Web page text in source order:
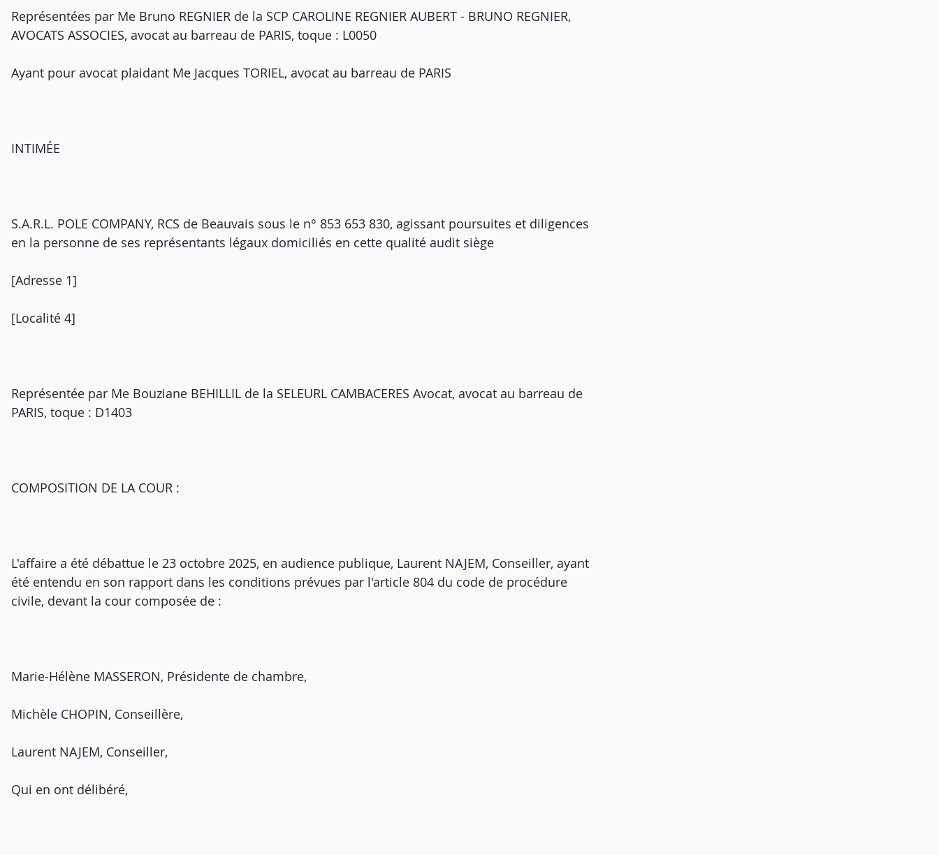
Représentées par Me Bruno REGNIER de la SCP CAROLINE REGNIER AUBERT - BRUNO REGNIER,
AVOCATS ASSOCIES, avocat au barreau de PARIS, toque : L0050
Ayant pour avocat plaidant Me Jacques TORIEL, avocat au barreau de PARIS
INTIMÉE
S.A.R.L. POLE COMPANY, RCS de Beauvais sous le n° 853 653 830, agissant poursuites et diligences
en la personne de ses représentants légaux domiciliés en cette qualité audit siège
[Adresse 1]
[Localité 4]
Représentée par Me Bouziane BEHILLIL de la SELEURL CAMBACERES Avocat, avocat au barreau de
PARIS, toque : D1403
COMPOSITION DE LA COUR :
L'affaire a été débattue le 23 octobre 2025, en audience publique, Laurent NAJEM, Conseiller, ayant
été entendu en son rapport dans les conditions prévues par l'article 804 du code de procédure
civile, devant la cour composée de :
Marie-Hélène MASSERON, Présidente de chambre,
Michèle CHOPIN, Conseillère,
Laurent NAJEM, Conseiller,
Qui en ont délibéré,